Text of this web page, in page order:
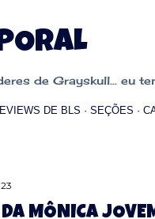
de Grayskull... eu
DE BLS SEÇÕES
MÔNICA